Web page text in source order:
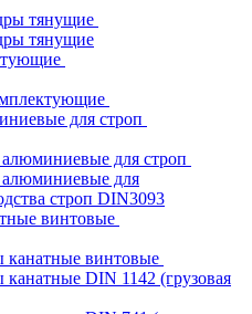
тянущие
тянущие
для строп
для строп
для
строп DIN3093
винтовые
винтовые
DIN 1142 (грузовая